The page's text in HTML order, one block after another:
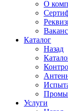
О
Каталог
Назад
Услуги